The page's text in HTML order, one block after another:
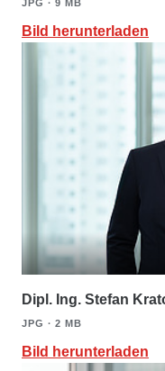
JPG ∙ 9 MB
Bild herunterladen
Dipl. Ing. Stefan
JPG ∙ 2 MB
Bild herunterladen